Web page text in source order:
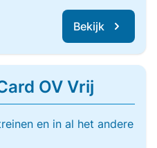
Bekijk
OV Vrij
en in al het andere